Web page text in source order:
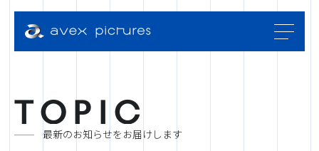
T O P C
最新のお知らせをお届けします